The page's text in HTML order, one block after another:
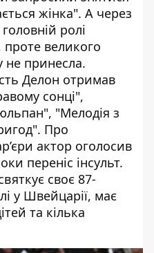
жінка". А через
ролі
проте великого
не принесла.
Делон отримав
сонці",
"Мелодія з
Про
актор оголосив
переніс інсульт.
своє 87-
у Швейцарії, має
та кілька